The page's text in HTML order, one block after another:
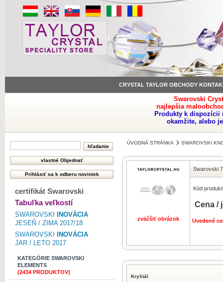
CRYSTAL TAYLOR OBCHODY
Swarovski
najlepšia
Produkty k dispozícii
okamžite, alebo
certifikát Swarovski
Tabuľka veľkostí
SWAROVSKI
INOVÁCIA
JESEŇ / ZIMA 2017/18
SWAROVSKI
INOVÁCIA
JAR / LETO 2017
KATEGÓRIE SWAROVSKI
ELEMENTS
(2434 PRODUKTOV)
ÚVODNÁ STRÁNKA SWAROVSKI
zväčšiť obrázok
Swarovski
Kód
Cena /
Uvedené
Kryštál